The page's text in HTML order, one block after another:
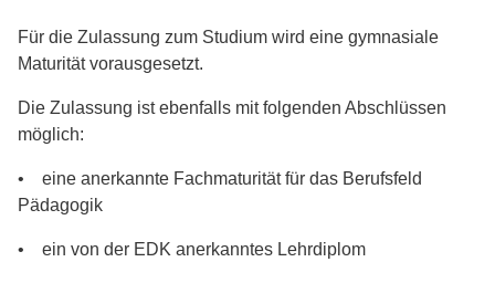
Für die Zulassung zum Studium wird eine gymnasiale
Maturität vorausgesetzt.
Die Zulassung ist ebenfalls mit folgenden Abschlüssen
möglich:
• eine anerkannte Fachmaturität für das Berufsfeld
Pädagogik
• ein von der EDK anerkanntes Lehrdiplom